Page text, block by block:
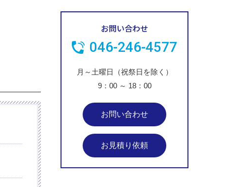
お問い合わせ
046-246-4577
月～土曜日（祝祭日を除く）
9：00～ 18：00
お問い合わせ
お見積り依頼